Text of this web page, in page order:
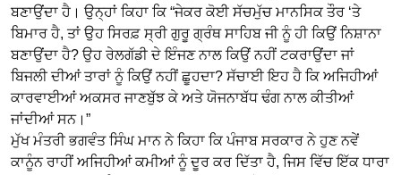
ਬਣਾਉਂਦਾ ਹੈ। ਉਨ੍ਹਾਂ ਕਿਹਾ ਕਿ “ਜੇਕਰ ਕੋਈ ਸੱਚਮੁੱਚ ਮਾਨਸਿਕ ਤੌਰ ‘ਤੇ
ਬਿਮਾਰ ਹੈ, ਤਾਂ ਉਹ ਸਿਰਫ਼ ਸ੍ਰੀ ਗੁਰੂ ਗ੍ਰੰਥ ਸਾਹਿਬ ਜੀ ਨੂੰ ਹੀ ਕਿਉਂ ਨਿਸ਼ਾਨਾ
ਬਣਾਉਂਦਾ ਹੈ? ਉਹ ਰੇਲਗੱਡੀ ਦੇ ਇੰਜਣ ਨਾਲ ਕਿਉਂ ਨਹੀਂ ਟਕਰਾਉਂਦਾ ਜਾਂ
ਬਿਜਲੀ ਦੀਆਂ ਤਾਰਾਂ ਨੂੰ ਕਿਉਂ ਨਹੀਂ ਛੂਹਦਾ? ਸੱਚਾਈ ਇਹ ਹੈ ਕਿ ਅਜਿਹੀਆਂ
ਕਾਰਵਾਈਆਂ ਅਕਸਰ ਜਾਣਬੁੱਝ ਕੇ ਅਤੇ ਯੋਜਨਾਬੱਧ ਢੰਗ ਨਾਲ ਕੀਤੀਆਂ
ਜਾਂਦੀਆਂ ਸਨ।”
ਮੁੱਖ ਮੰਤਰੀ ਭਗਵੰਤ ਸਿੰਘ ਮਾਨ ਨੇ ਕਿਹਾ ਕਿ ਪੰਜਾਬ ਸਰਕਾਰ ਨੇ ਹੁਣ ਨਵੇਂ
ਕਾਨੂੰਨ ਰਾਹੀਂ ਅਜਿਹੀਆਂ ਕਮੀਆਂ ਨੂੰ ਦੂਰ ਕਰ ਦਿੱਤਾ ਹੈ, ਜਿਸ ਵਿੱਚ ਇੱਕ ਧਾਰਾ